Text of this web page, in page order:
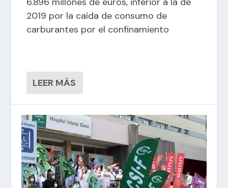
2019 por la caída de consumo de
carburantes por el confinamiento
LEER MÁS